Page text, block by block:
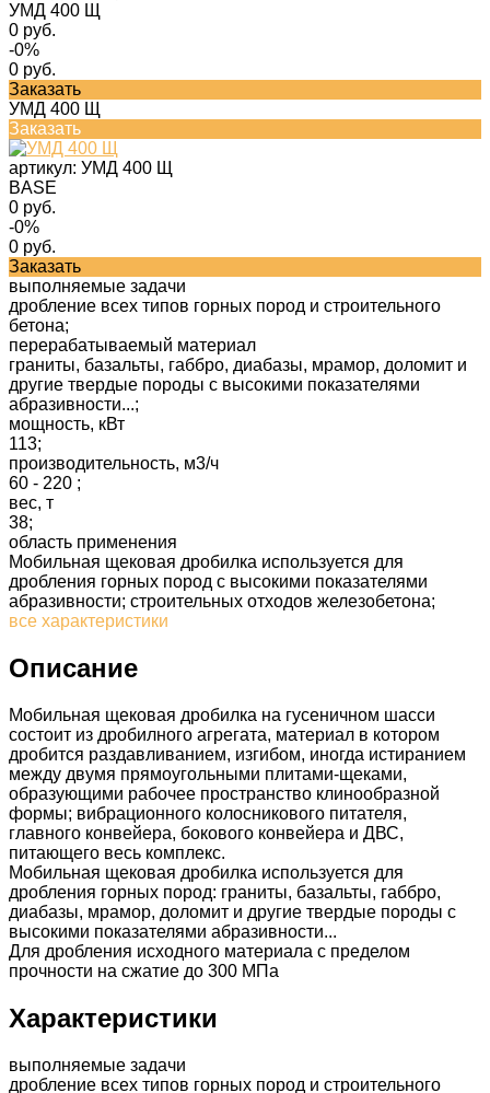
УМД 400 Щ
0 руб.
-0%
0 руб.
Заказать
УМД 400 Щ
Заказать
артикул: УМД 400 Щ
BASE
0 руб.
-0%
0 руб.
Заказать
выполняемые задачи
дробление всех типов горных пород и строительного
бетона;
перерабатываемый материал
граниты, базальты, габбро, диабазы, мрамор, доломит и
другие твердые породы с высокими показателями
абразивности...;
мощность, кВт
113;
производительность, м3/ч
60 - 220 ;
вес, т
38;
область применения
Мобильная щековая дробилка используется для
дробления горных пород с высокими показателями
абразивности; строительных отходов железобетона;
все характеристики
Описание
Мобильная щековая дробилка на гусеничном шасси
состоит из дробилного агрегата, материал в котором
дробится раздавливанием, изгибом, иногда истиранием
между двумя прямоугольными плитами-щеками,
образующими рабочее пространство клинообразной
формы; вибрационного колосникового питателя,
главного конвейера, бокового конвейера и ДВС,
питающего весь комплекс.
Мобильная щековая дробилка используется для
дробления горных пород: граниты, базальты, габбро,
диабазы, мрамор, доломит и другие твердые породы с
высокими показателями абразивности...
Для дробления исходного материала с пределом
прочности на сжатие до 300 МПа
Характеристики
выполняемые задачи
дробление всех типов горных пород и строительного